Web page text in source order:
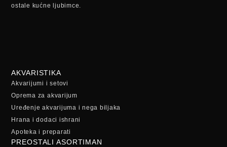
ostale kućne ljubimce.
AKVARISTIKA
Akvarijumi i setovi
Oprema za akvarijum
Uređenje akvarijuma i nega biljaka
Hrana i dodaci ishrani
Apoteka i preparati
PREOSTALI ASORTIMAN